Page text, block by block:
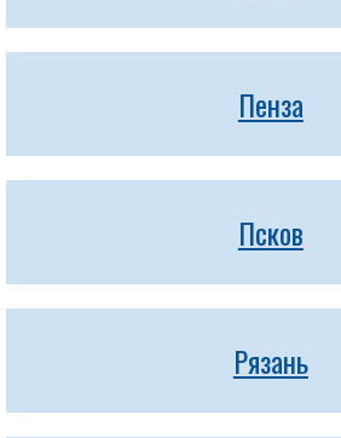
Пенза
Псков
Рязань